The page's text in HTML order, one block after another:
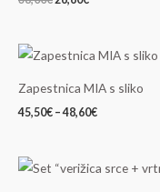
Zapestnica MIA s sliko
45,50€ – 48,60€
Cenovni
razpon:
45,50€
do
Izvirna
cena
Trenutna
cena